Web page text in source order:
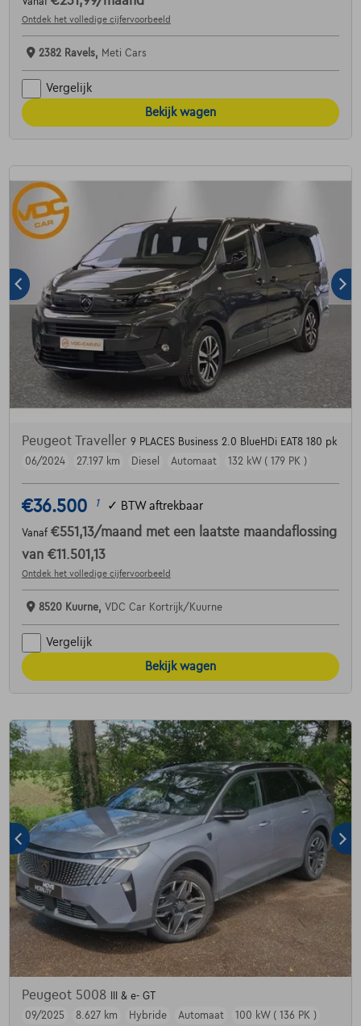
Ontdek het volledige cijfervoorbeeld
2382 Ravels, Meti Cars
Vergelijk
Bekijk wagen
Peugeot Traveller 9 PLACES Business 2.0 BlueHDi EAT8 180 pk
06/2024
27.197 km Diesel Automaat 132 kW ( 179 PK )
€36.500 1 ✓ BTW aftrekbaar
Vanaf €551,13/maand met een laatste maandaflossing
van €11.501,13
Ontdek het volledige cijfervoorbeeld
8520 Kuurne, VDC Car Kortrijk/Kuurne
Vergelijk
Bekijk wagen
Peugeot 5008
III & e- GT
09/2025
8.627 km Hybride Automaat 100 kW ( 136 PK )